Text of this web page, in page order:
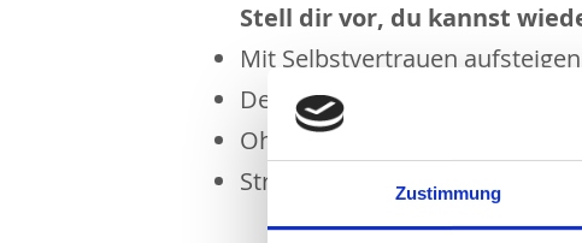
Zustimmung
Stell dir vor, du kannst
Mit Selbstvertrauen
Dein Pferd gelassen und
Ohne Angst oder Druck ins
Stress und Zweifel loslassen –